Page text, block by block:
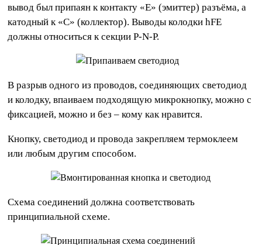
вывод был припаян к контакту «E» (эмиттер) разъёма, а
катодный к «С» (коллектор). Выводы колодки hFE
должны относиться к секции P-N-P.
В разрыв одного из проводов, соединяющих светодиод
и колодку, впаиваем подходящую микрокнопку, можно с
фиксацией, можно и без – кому как нравится.
Кнопку, светодиод и провода закрепляем термоклеем
или любым другим способом.
Схема соединений должна соответствовать
принципиальной схеме.